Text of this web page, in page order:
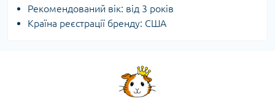
Рекомендований вік: від 3 років
Країна реєстрації бренду: США